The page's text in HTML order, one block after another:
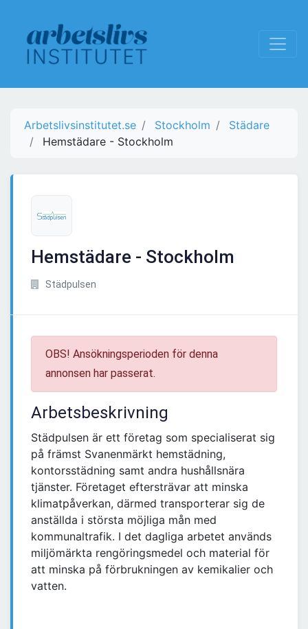
Arbetslivsinstitutet.se Stockholm
Städare
Hemstädare - Stockholm
Hemstädare - Stockholm
Städpulsen
OBS! Ansökningsperioden för denna
annonsen har passerat.
Arbetsbeskrivning
Städpulsen är ett företag som specialiserat sig
på främst Svanenmärkt hemstädning,
kontorsstädning samt andra hushållsnära
tjänster. Företaget eftersträvar att minska
klimatpåverkan, därmed transporterar sig de
anställda i största möjliga mån med
kommunaltrafik. I det dagliga arbetet används
miljömärkta rengöringsmedel och material för
att minska på förbrukningen av kemikalier och
vatten.